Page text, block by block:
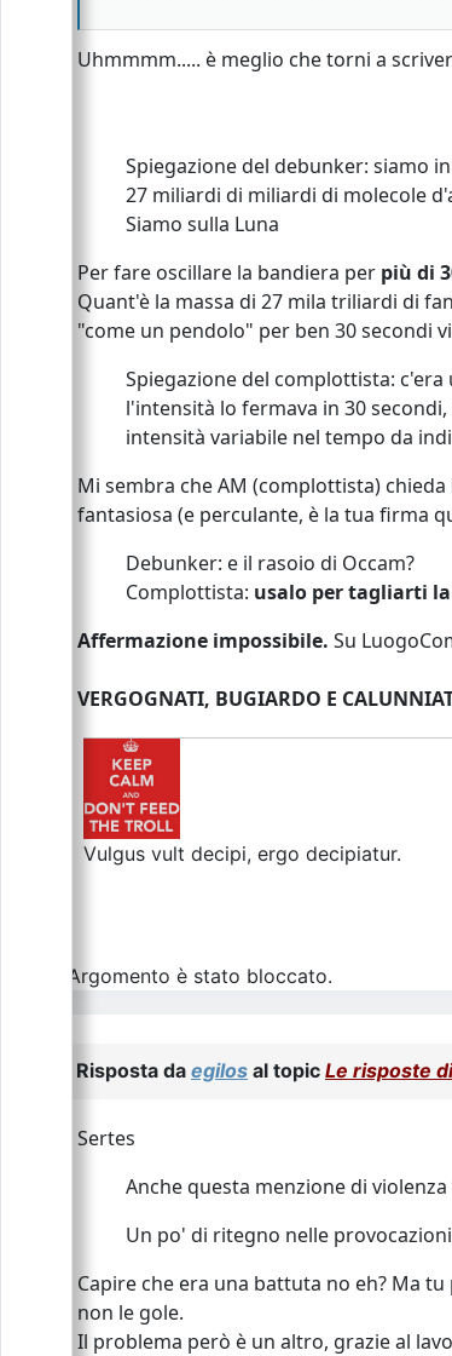
Uhmmmm..... è meglio che torni a
Spiegazione del debunker: siamo
27 miliardi di miliardi di molecole
Siamo sulla Luna
Per fare oscillare la bandiera per più di
Quant'è la massa di 27 mila triliardi di
"come un pendolo" per ben 30 secondi
Spiegazione del complottista:
l'intensità lo fermava in 30
intensità variabile nel tempo da
Mi sembra che AM (complottista)
fantasiosa (e perculante, è la tua firma
Debunker: e il rasoio di Occam?
Complottista: usalo per tagliarti
Affermazione impossibile. Su
VERGOGNATI, BUGIARDO E
Vulgus vult decipi, ergo decipiatur.
L\'Argomento è stato bloccato.
Risposta da egilos al topic Le risposte
Sertes
Anche questa menzione di
Un po' di ritegno nelle
Capire che era una battuta no eh? Ma
non le gole.
Il problema però è un altro, grazie al